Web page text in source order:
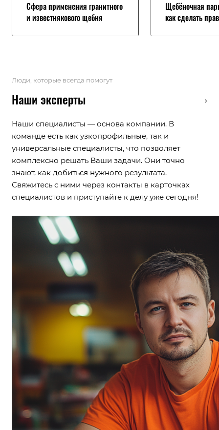
Сфера применения гранитного
и известнякового щебня
Щебёночная
как сделать
Люди, которые всегда помогут
Наши эксперты
Наши специалисты — основа компании. В
команде есть как узкопрофильные, так и
универсальные специалисты, что позволяет
комплексно решать Ваши задачи. Они точно
знают, как добиться нужного результата.
Свяжитесь с ними через контакты в карточках
специалистов и приступайте к делу уже сегодня!